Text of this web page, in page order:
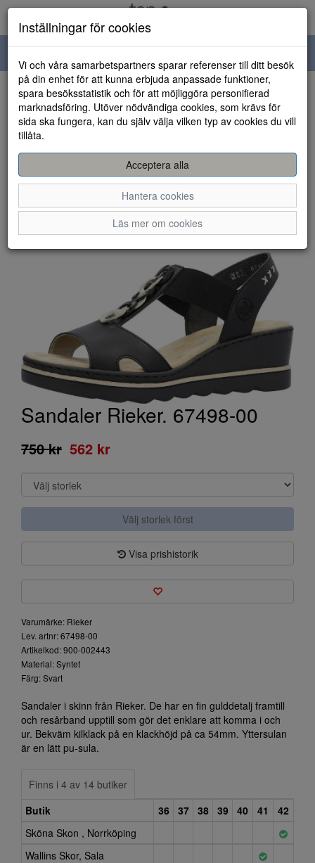
navigation
HEM
Sandaler Rieker. 67498-00
750 kr 562 kr
Välj storlek först
Visa prishistorik
Varumärke: Rieker
Lev. artnr: 67498-00
Artikelkod: 900-002443
Material: Syntet
Färg: Svart
Sandaler i skinn från Rieker. De har en fin gulddetalj framtill
och resårband upptill som gör det enklare att komma i och
ur. Bekväm kilklack på en klackhöjd på ca 54mm. Yttersulan
är en lätt pu-sula.
Finns i 4 av 14 butiker
Butik
36 37 38 39 40 41
42
Sköna Skon , Norrköping
Wallins Skor, Sala
Inställningar för cookies
Vi och våra samarbetspartners sparar referenser till ditt besök
på din enhet för att kunna erbjuda anpassade funktioner,
spara besöksstatistik och för att möjliggöra personifierad
marknadsföring. Utöver nödvändiga cookies, som krävs för
sida ska fungera, kan du själv välja vilken typ av cookies du vill
tillåta.
Acceptera alla
Hantera cookies
Läs mer om cookies